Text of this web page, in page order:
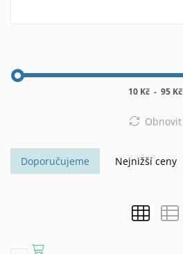
10 Kč - 95 Kč
Obnovit
Doporučujeme Nejnižší ceny